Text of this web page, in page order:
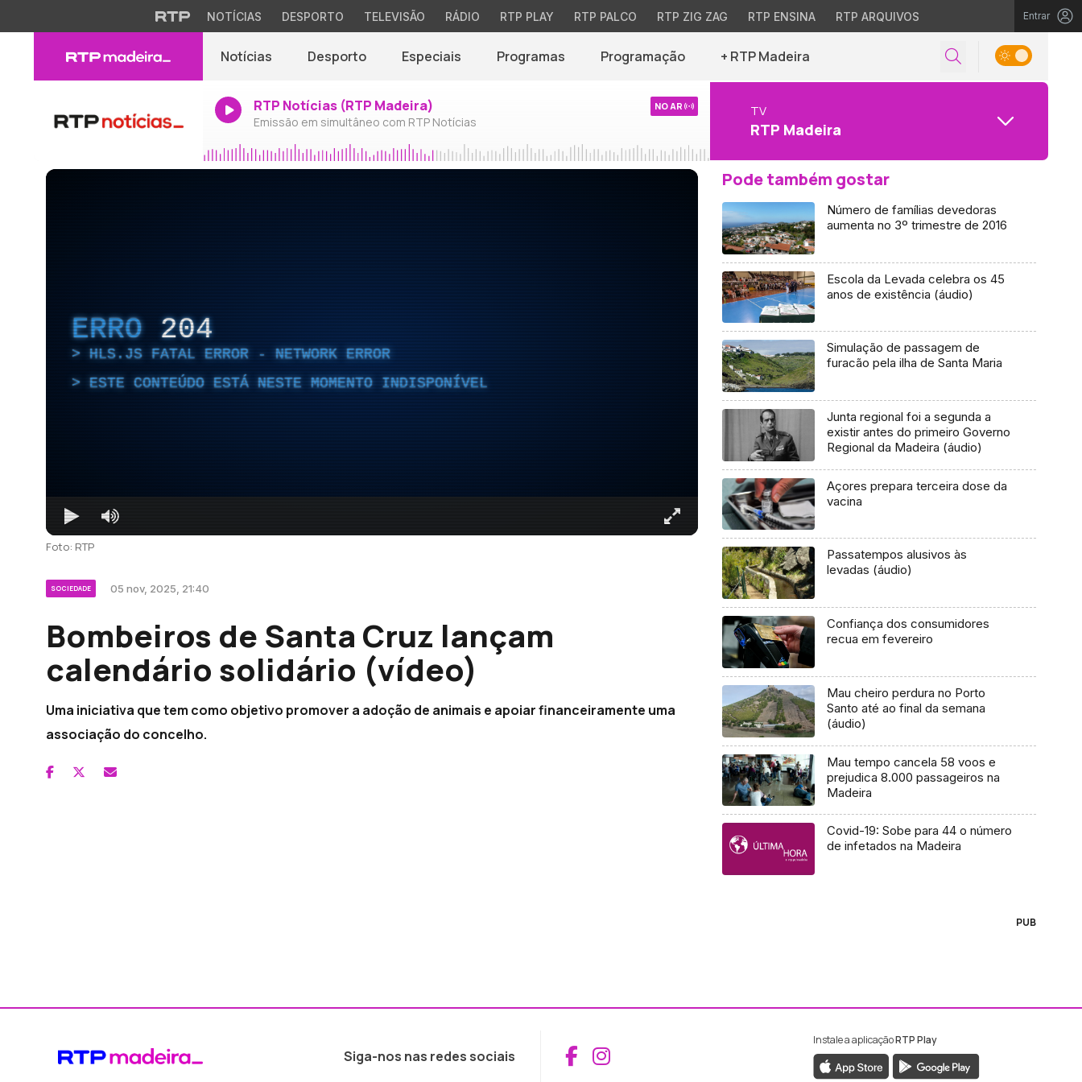
NOTÍCIAS DESPORTO TELEVISÃO RÁDIO RTP PLAY RTP PALCO RTP ZIG ZAG RTP ENSINA RTP ARQUIVOS Entrar
Notícias Desporto Especiais Programas Programação + RTP Madeira
RTP Notícias (RTP Madeira)
Emissão em simultâneo com RTP Notícias
NO AR TV
RTP Madeira
ERRO 204
HLS.JS FATAL ERROR - NETWORK ERROR
ESTE CONTEÚDO ESTÁ NESTE MOMENTO INDISPONÍVEL
Foto: RTP
SOCIEDADE 05 nov, 2025, 21:40
Bombeiros de Santa Cruz lançam
calendário solidário (vídeo)
Uma iniciativa que tem como objetivo promover a adoção de animais e apoiar financeiramente uma
associação do concelho.
Pode também gostar
Número de famílias devedoras
aumenta no 3º trimestre de 2016
Escola da Levada celebra os 45
anos de existência (áudio)
Simulação de passagem de
furacão pela ilha de Santa Maria
Junta regional foi a segunda a
existir antes do primeiro Governo
Regional da Madeira (áudio)
Açores prepara terceira dose da
vacina
Passatempos alusivos às
levadas (áudio)
Confiança dos consumidores
recua em fevereiro
Mau cheiro perdura no Porto
Santo até ao final da semana
(áudio)
Mau tempo cancela 58 voos e
prejudica 8.000 passageiros na
Madeira
Covid-19: Sobe para 44 o número
de infetados na Madeira
PUB
Siga-nos nas redes sociais Aceder ao Facebook da RTP Madeira
Aceder ao Instagram da RTP Madeira
Instale a aplicaçãoRTP Play